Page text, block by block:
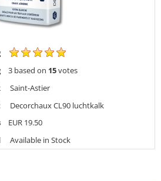
3based on 15votes
Saint-Astier
Decorchaux CL90 luchtkalk
EUR19.50
Available in Stock